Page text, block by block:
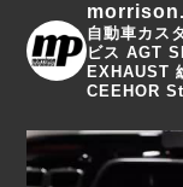
自動車カス
ビス AGT
EXHAUST
CEEHOR